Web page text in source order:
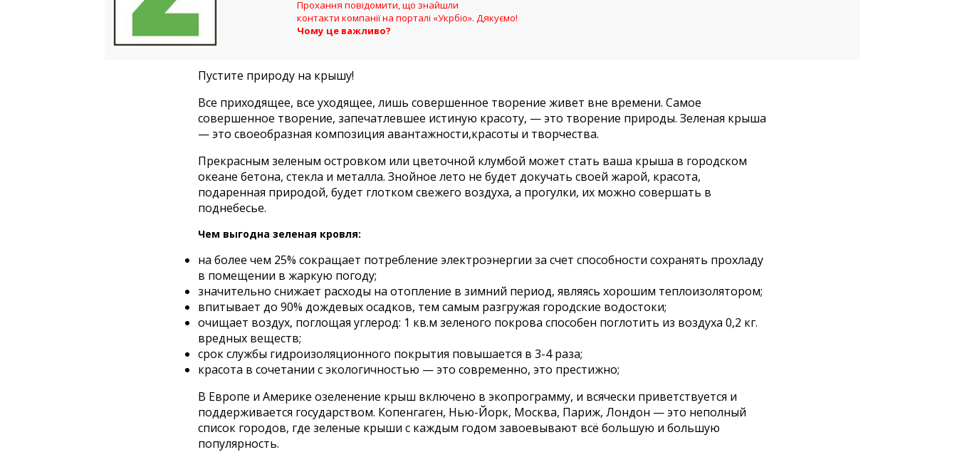
Прохання повідомити, що знайшли
контакти компанії на порталі «Укрбіо». Дякуємо!
Чому це важливо?
Пустите природу на крышу!
Все приходящее, все уходящее, лишь совершенное творение живет вне времени. Самое
совершенное творение, запечатлевшее истиную красоту, — это творение природы. Зеленая крыша
— это своеобразная композиция авантажности,красоты и творчества.
Прекрасным зеленым островком или цветочной клумбой может стать ваша крыша в городском
океане бетона, стекла и металла. Знойное лето не будет докучать своей жарой, красота,
подаренная природой, будет глотком свежего воздуха, а прогулки, их можно совершать в
поднебесье.
Чем выгодна зеленая кровля:
на более чем 25% сокращает потребление электроэнергии за счет способности сохранять прохладу
в помещении в жаркую погоду;
значительно снижает расходы на отопление в зимний период, являясь хорошим теплоизолятором;
впитывает до 90% дождевых осадков, тем самым разгружая городские водостоки;
очищает воздух, поглощая углерод: 1 кв.м зеленого покрова способен поглотить из воздуха 0,2 кг.
вредных веществ;
срок службы гидроизоляционного покрытия повышается в 3-4 раза;
красота в сочетании с экологичностью — это современно, это престижно;
В Европе и Америке озеленение крыш включено в экопрограмму, и всячески приветствуется и
поддерживается государством. Копенгаген, Нью-Йорк, Москва, Париж, Лондон — это неполный
список городов, где зеленые крыши с каждым годом завоевывают всё большую и большую
популярность.